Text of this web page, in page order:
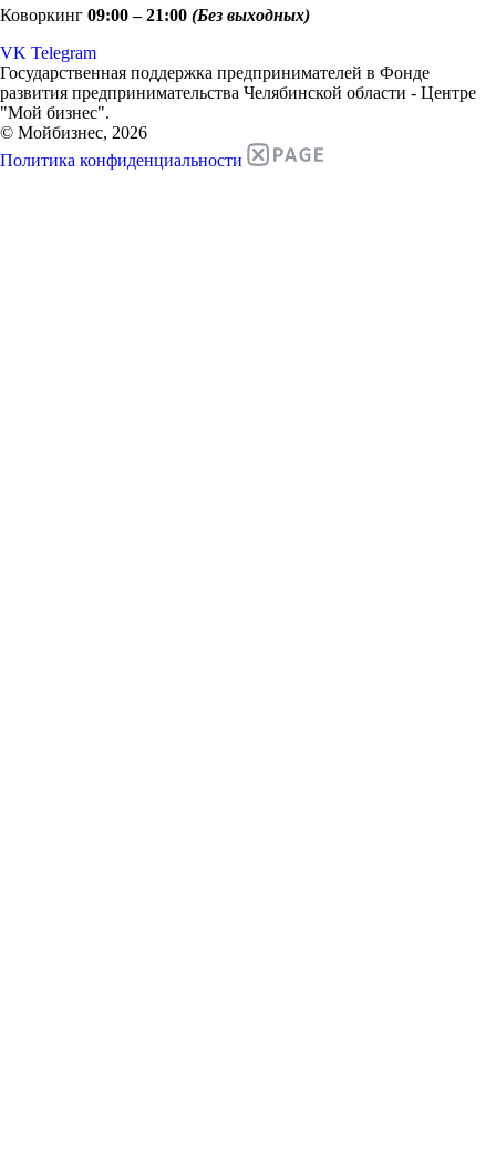
Коворкинг 09:00 – 21:00 (Без выходных)
VK Telegram
Государственная поддержка предпринимателей в Фонде
развития предпринимательства Челябинской области - Центре
"Мой бизнес".
© Мойбизнес, 2026
Политика конфиденциальности